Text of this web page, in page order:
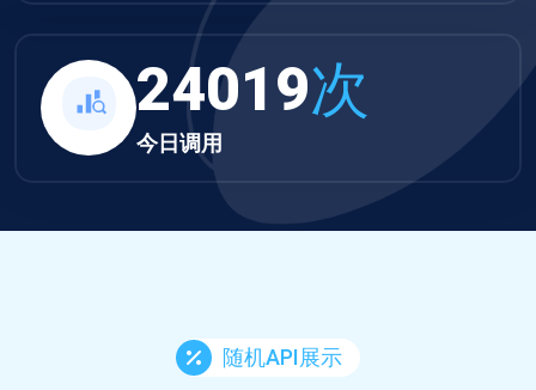
24019次
今日调用
随机API展示